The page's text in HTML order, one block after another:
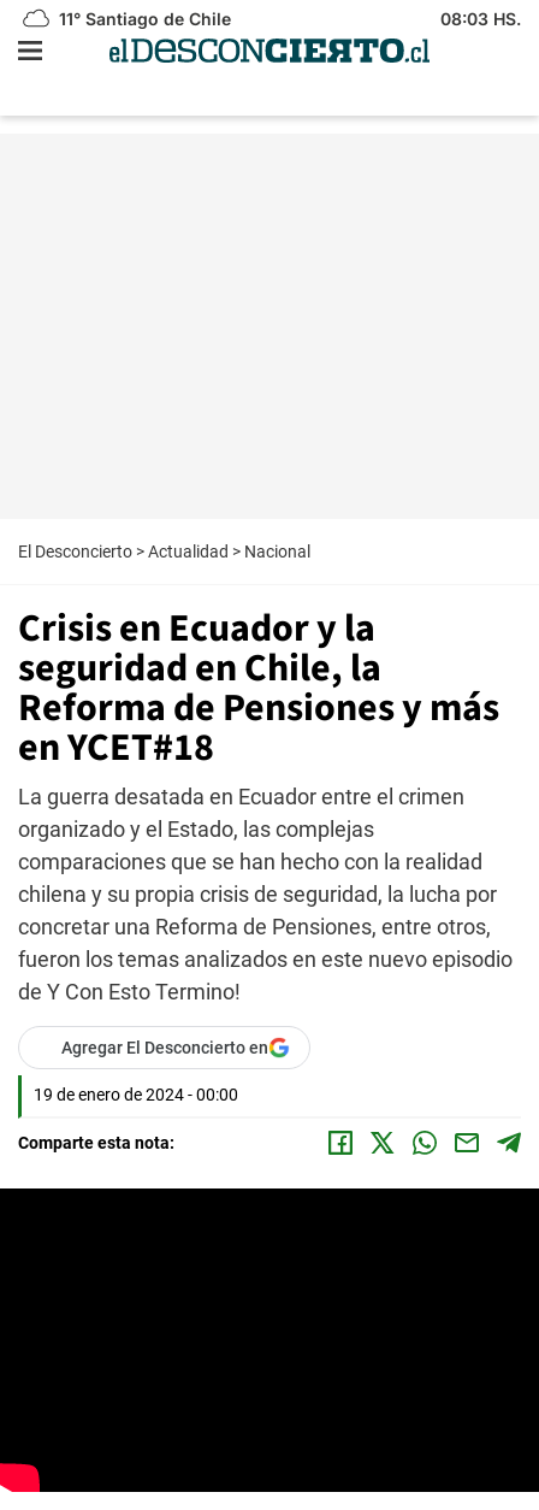
11° Santiago de Chile 08:03 HS.
El Desconcierto >Actualidad > Nacional
Crisis en Ecuador y la
seguridad en Chile, la
Reforma de Pensiones y más
en YCET#18
La guerra desatada en Ecuador entre el crimen
organizado y el Estado, las complejas
comparaciones que se han hecho con la realidad
chilena y su propia crisis de seguridad, la lucha por
concretar una Reforma de Pensiones, entre otros,
fueron los temas analizados en este nuevo episodio
de Y Con Esto Termino!
Agregar El Desconcierto en
19 de enero de 2024 - 00:00
Comparte esta nota: